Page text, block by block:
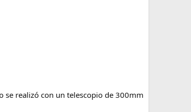
realizó con un telescopio de 300mm